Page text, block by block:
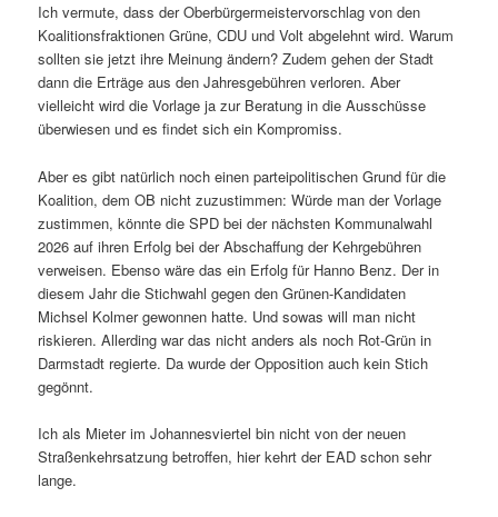
Ich vermute, dass der Oberbürgermeistervorschlag von den
Koalitionsfraktionen Grüne, CDU und Volt abgelehnt wird. Warum
sollten sie jetzt ihre Meinung ändern? Zudem gehen der Stadt
dann die Erträge aus den Jahresgebühren verloren. Aber
vielleicht wird die Vorlage ja zur Beratung in die Ausschüsse
überwiesen und es findet sich ein Kompromiss.
Aber es gibt natürlich noch einen parteipolitischen Grund für die
Koalition, dem OB nicht zuzustimmen: Würde man der Vorlage
zustimmen, könnte die SPD bei der nächsten Kommunalwahl
2026 auf ihren Erfolg bei der Abschaffung der Kehrgebühren
verweisen. Ebenso wäre das ein Erfolg für Hanno Benz. Der in
diesem Jahr die Stichwahl gegen den Grünen-Kandidaten
Michsel Kolmer gewonnen hatte. Und sowas will man nicht
riskieren. Allerding war das nicht anders als noch Rot-Grün in
Darmstadt regierte. Da wurde der Opposition auch kein Stich
gegönnt.
Ich als Mieter im Johannesviertel bin nicht von der neuen
Straßenkehrsatzung betroffen, hier kehrt der EAD schon sehr
lange.